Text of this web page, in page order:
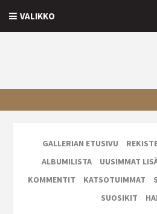
VALIKKO
GALLERIAN ETUSIVU
ALBUMILISTA
UUSIMMAT
KOMMENTIT
KATSOTUIMMAT
SUOSIKIT